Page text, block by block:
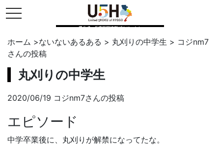
toggle navigation
県公式・兵庫五国連邦プロジェクト
ホーム >ないないあるある > 丸刈りの中学生 > コジnm7
さんの投稿
丸刈りの中学生
2020/06/19 コジnm7さんの投稿
エピソード
中学卒業後に、丸刈りが解禁になってたな。